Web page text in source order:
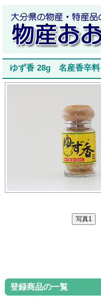
ゆず香 28g 名産香辛料
登録商品の一覧